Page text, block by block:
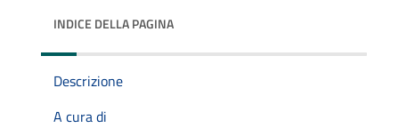
INDICE DELLA PAGINA
Descrizione
A cura di